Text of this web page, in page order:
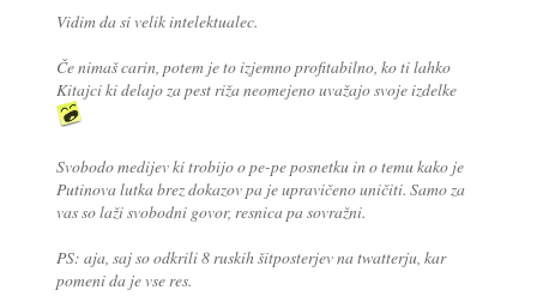
Vidim da si velik intelektualec.
Če nimaš carin, potem je to izjemno profitabilno, ko ti lahko
Kitajci ki delajo za pest riža neomejeno uvažajo svoje izdelke
Svobodo medijev ki trobijo o pe-pe posnetku in o temu kako je
Putinova lutka brez dokazov pa je upravičeno uničiti. Samo za
vas so laži svobodni govor, resnica pa sovražni.
PS: aja, saj so odkrili 8 ruskih šitposterjev na twatterju, kar
pomeni da je vse res.